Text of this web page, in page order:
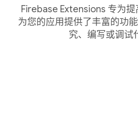
Firebase Extensions 专为提
为您的应用提供了丰富的功
究、编写或调试